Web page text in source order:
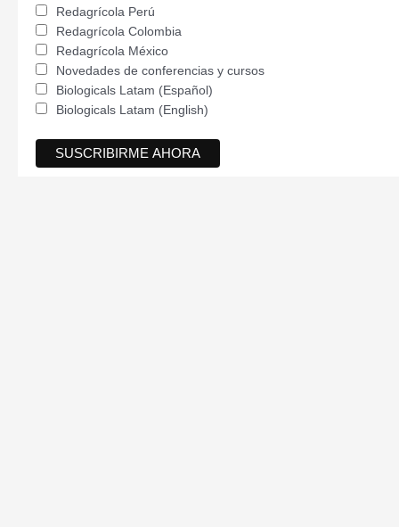
Redagrícola Perú
Redagrícola Colombia
Redagrícola México
Novedades de conferencias y cursos
Biologicals Latam (Español)
Biologicals Latam (English)